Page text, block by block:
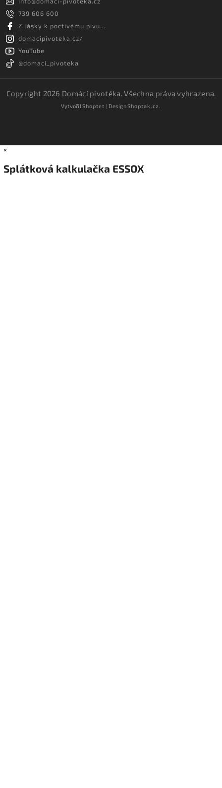
739 606 600
Z lásky k poctivému pivu...
domacipivoteka.cz/
YouTube
@domaci_pivoteka
Copyright 2026 Domácí pivotéka . Všechna práva vyhrazena.
VytvořilShoptet | DesignShoptak.cz.
×
Splátková kalkulačka ESSOX